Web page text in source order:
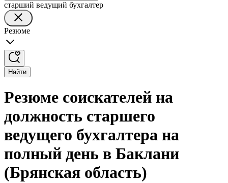
старший ведущий бухгалтер
Резюме
Найти
Резюме соискателей на
должность старшего
ведущего бухгалтера на
полный день в Баклани
(Брянская область)